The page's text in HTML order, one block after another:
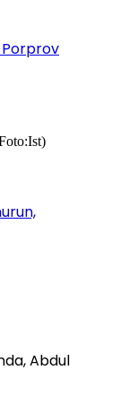
Porprov